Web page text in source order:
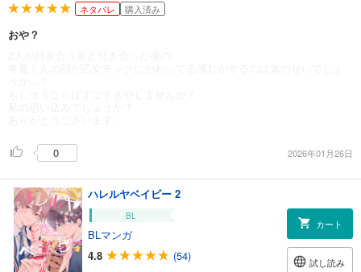
ネタバレ 購入済み
おや？
0 2026年01月26日
ハレルヤベイビー 2
BL
BLマンガ
4.8
(54)
カート
試し読み